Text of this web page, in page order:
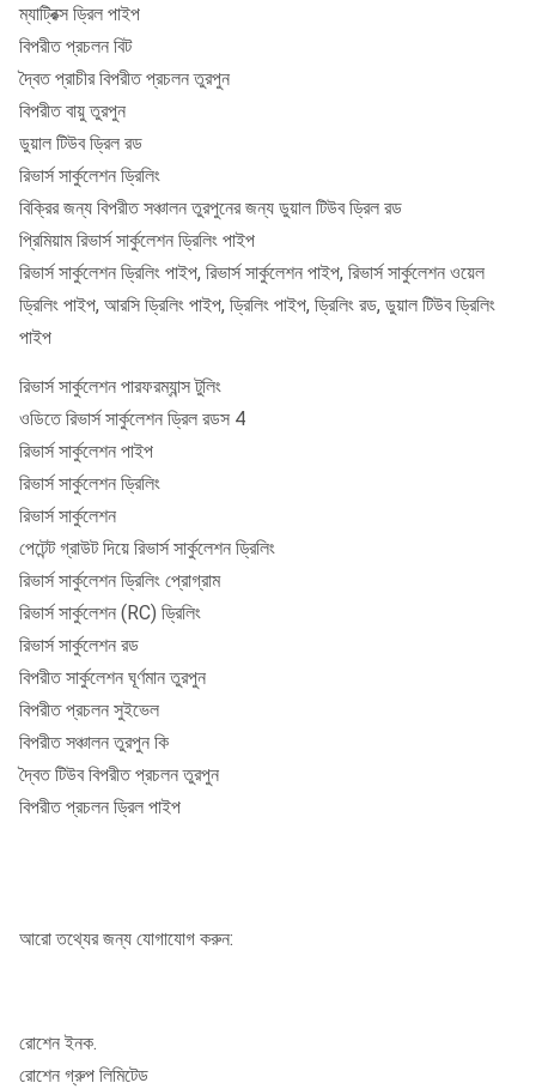
ম্যাট্রিক্স ড্রিল পাইপ
বিপরীত প্রচলন বিট
দ্বৈত প্রাচীর বিপরীত প্রচলন তুরপুন
বিপরীত বায়ু তুরপুন
ডুয়াল টিউব ড্রিল রড
রিভার্স সার্কুলেশন ড্রিলিং
বিক্রির জন্য বিপরীত সঞ্চালন তুরপুনের জন্য ডুয়াল টিউব ড্রিল রড
প্রিমিয়াম রিভার্স সার্কুলেশন ড্রিলিং পাইপ
রিভার্স সার্কুলেশন ড্রিলিং পাইপ, রিভার্স সার্কুলেশন পাইপ, রিভার্স সার্কুলেশন ওয়েল
ড্রিলিং পাইপ, আরসি ড্রিলিং পাইপ, ড্রিলিং পাইপ, ড্রিলিং রড, ডুয়াল টিউব ড্রিলিং
পাইপ
রিভার্স সার্কুলেশন পারফরম্যান্স টুলিং
ওডিতে রিভার্স সার্কুলেশন ড্রিল রডস 4
রিভার্স সার্কুলেশন পাইপ
রিভার্স সার্কুলেশন ড্রিলিং
রিভার্স সার্কুলেশন
পেটেন্ট গ্রাউট দিয়ে রিভার্স সার্কুলেশন ড্রিলিং
রিভার্স সার্কুলেশন ড্রিলিং প্রোগ্রাম
রিভার্স সার্কুলেশন (RC) ড্রিলিং
রিভার্স সার্কুলেশন রড
বিপরীত সার্কুলেশন ঘূর্ণমান তুরপুন
বিপরীত প্রচলন সুইভেল
বিপরীত সঞ্চালন তুরপুন কি
দ্বৈত টিউব বিপরীত প্রচলন তুরপুন
বিপরীত প্রচলন ড্রিল পাইপ
আরো তথ্যের জন্য যোগাযোগ করুন:
রোশেন ইনক.
রোশেন গ্রুপ লিমিটেড